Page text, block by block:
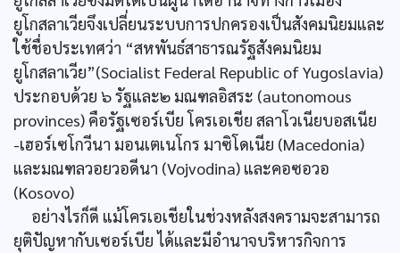
ยูโกสลาเวียจึงเปลี่ยนระบบการปกครองเป็นสังคมนิยมและ
ใช้ชื่อประเทศว่า “สหพันธ์สาธารณรัฐสังคมนิยม
ยูโกสลาเวีย”(Socialist Federal Republic of Yugoslavia)
ประกอบด้วย ๖ รัฐและ๒ มณฑลอิสระ (autonomous
provinces) คือรัฐเซอร์เบีย โครเอเชีย สลาโวเนียบอสเนีย
-เฮอร์เซโกวีนา มอนเตเนโกร มาซิโดเนีย (Macedonia)
และมณฑลวอยวอดีนา (Vojvodina) และคอซอวอ
(Kosovo)
อย่างไรก็ดี แม้โครเอเชียในช่วงหลังสงครามจะสามารถ
ยุติปัญหากับเซอร์เบีย ได้และมีอำนาจบริหารกิจการ